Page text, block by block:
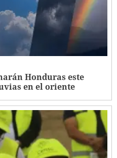
Honduras este
en el oriente